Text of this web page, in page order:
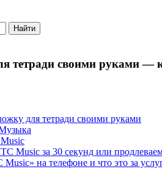
Найти
тетради своими руками —
для тетради своими руками
Music за 30 секунд или
на телефоне и что это за